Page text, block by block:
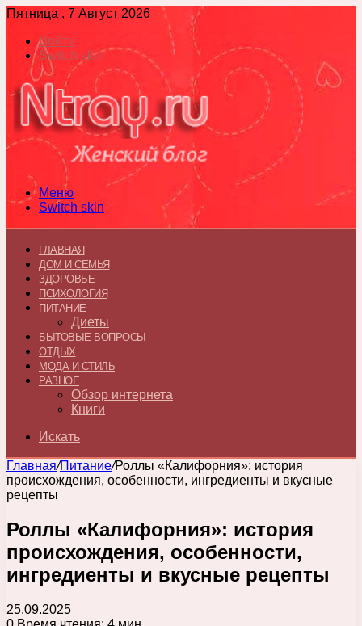
Пятница , 7 Август 2026
Войти
Switch skin
Меню
Switch skin
ГЛАВНАЯ
ДОМ И СЕМЬЯ
ЗДОРОВЬЕ
ПСИХОЛОГИЯ
ПИТАНИЕ
Диеты
БЫТОВЫЕ ВОПРОСЫ
ОТДЫХ
МОДА И СТИЛЬ
РАЗНОЕ
Обзор интернета
Книги
Искать
Главная/Питание/Роллы «Калифорния»: история
происхождения, особенности, ингредиенты и вкусные
рецепты
Роллы «Калифорния»: история
происхождения, особенности,
ингредиенты и вкусные рецепты
25.09.2025